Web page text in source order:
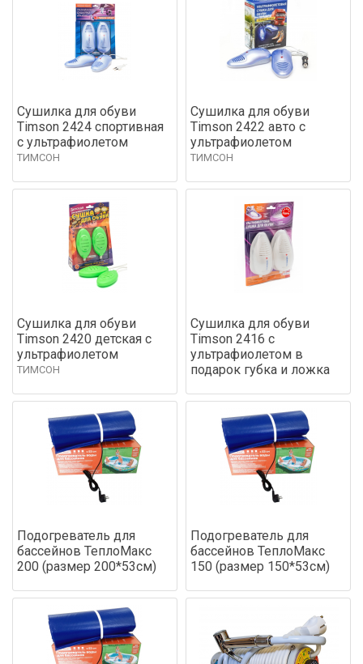
Сушилка для обуви
Timson 2424 спортивная
с ультрафиолетом
ТИМСОН
Сушилка для обуви
Timson 2422 авто с
ультрафиолетом
ТИМСОН
Сушилка для обуви
Timson 2420 детская с
ультрафиолетом
ТИМСОН
Сушилка для обуви
Timson 2416 с
ультрафиолетом в
подарок губка и ложка
Подогреватель для
бассейнов ТеплоМакс
200 (размер 200*53см)
Подогреватель для
бассейнов ТеплоМакс
150 (размер 150*53см)